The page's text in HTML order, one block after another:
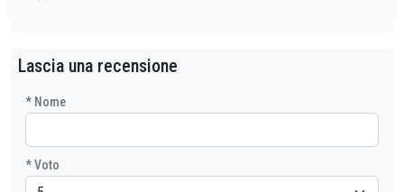
Lascia una recensione
* Nome
* Voto
* FKid -
prodotto
Registrazione